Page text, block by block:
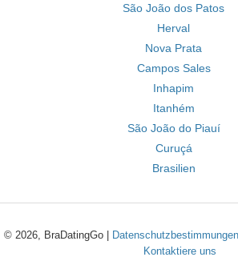
São João dos Patos
Herval
Nova Prata
Campos Sales
Inhapim
Itanhém
São João do Piauí
Curuçá
Brasilien
© 2026, BraDatingGo | Datenschutzbestimmungen
Kontaktiere uns